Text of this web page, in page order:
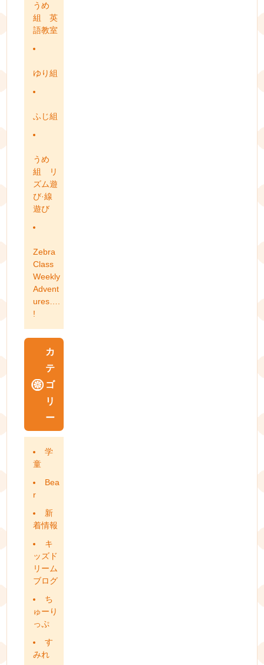
うめ
組 英
語教室
ゆり組
ふじ組
うめ
組 リ
ズム遊
び·線
遊び
Zebra
Class
Weekly
Advent
ures….
!
カ
テ
ゴ
リ
ー
学
童
Bea
r
新
着情報
キ
ッズド
リーム
ブログ
ち
ゅーり
っぷ
す
みれ